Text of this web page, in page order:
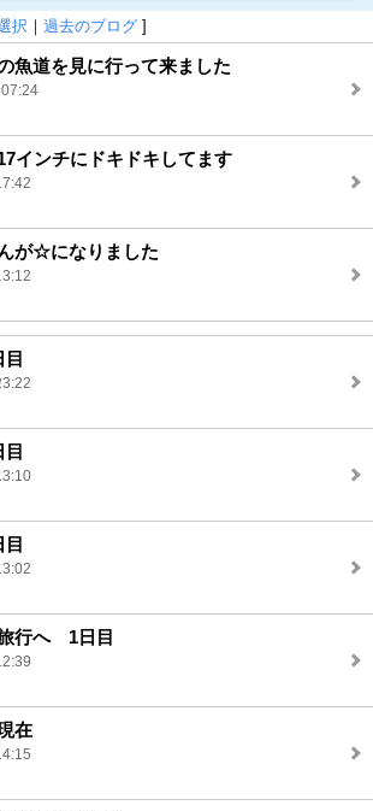
択 ｜ 過去のブログ ]
魚道を見に行って来ました
インチにドキドキしてます
が☆になりました
行へ 1日目
在